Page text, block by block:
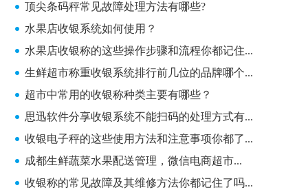
顶尖条码秤常见故障处理方法有哪些?
水果店收银系统如何使用？
水果店收银称的这些操作步骤和流程你都记住...
生鲜超市称重收银系统排行前几位的品牌哪个...
超市中常用的收银称种类主要有哪些？
思迅软件分享收银系统不能扫码的处理方式有...
收银电子秤的这些使用方法和注意事项你都了...
成都生鲜蔬菜水果配送管理，微信电商超市...
收银称的常见故障及其维修方法你都记住了吗...